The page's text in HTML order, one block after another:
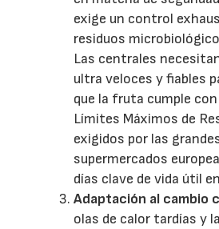
exige un control
residuos
Las centrales
ultra veloces y fiables
que la fruta cumple
Límites Máximos de
exigidos por las
supermercados
días clave de vida útil
Adaptación al cambio
olas de calor tardías y